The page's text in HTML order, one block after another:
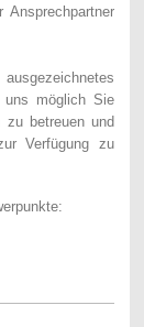
möglich Sie
betreuen und
Verfügung zu